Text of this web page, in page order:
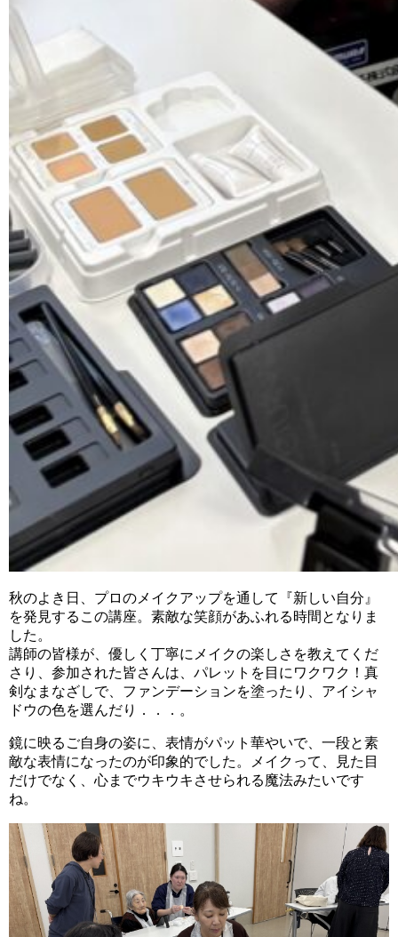
秋のよき日、プロのメイクアップを通して『新しい自分』
を発見するこの講座。素敵な笑顔があふれる時間となりま
した。
講師の皆様が、優しく丁寧にメイクの楽しさを教えてくだ
さり、参加された皆さんは、パレットを目にワクワク！真
剣なまなざしで、ファンデーションを塗ったり、アイシャ
ドウの色を選んだり．．．。
鏡に映るご自身の姿に、表情がパット華やいで、一段と素
敵な表情になったのが印象的でした。メイクって、見た目
だけでなく、心までウキウキさせられる魔法みたいです
ね。